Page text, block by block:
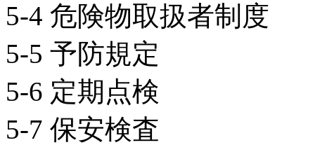
5-4 危険物取扱者制度
5-5 予防規定
5-6 定期点検
5-7 保安検査